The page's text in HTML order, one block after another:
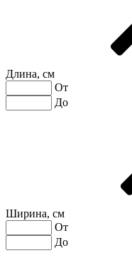
Длина, см
От
До
Ширина, см
От
До